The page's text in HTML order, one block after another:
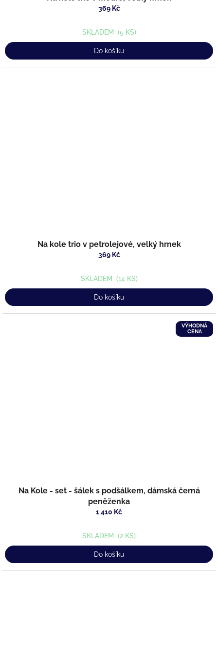
369 Kč
SKLADEM (5 KS)
Do košíku
Na kole trio v petrolejové, velký hrnek
369 Kč
SKLADEM (14 KS)
Do košíku
VÝHODNÁ
CENA
Na Kole - set - šálek s podšálkem, dámská černá
peněženka
1 410 Kč
SKLADEM (2 KS)
Do košíku